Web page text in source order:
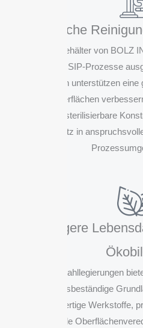
Einfache
Pharma Behälter von BOLZ
CIP- und SIP-Prozesse
Sprühkugeln unterstützen
polierte Oberflächen
und dampfsterilisierbare
Einsatz in
Längere
Edelstahllegierungen
korrosionsbeständige
Hochwertige Werkstoffe,
passende